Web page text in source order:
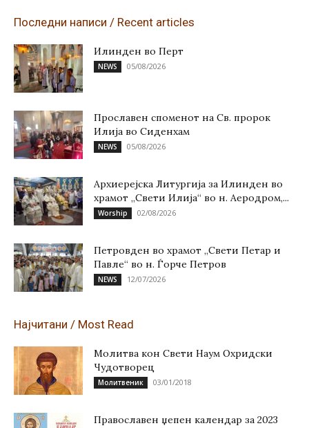
Последни написи / Recent articles
Илинден во Перт
NEWS 05/08/2026
Прославен споменот на Св. пророк
Илија во Сиденхам
NEWS 05/08/2026
Архиерејска Литургија за Илинден во
храмот „Свети Илија“ во н. Аеродром,...
Worship 02/08/2026
Петровден во храмот „Свети Петар и
Павле“ во н. Ѓорче Петров
NEWS 12/07/2026
Најчитани / Most Read
Молитва кон Свети Наум Охридски
Чудотворец
Молитвеник 03/01/2018
Православен џепен календар за 2023